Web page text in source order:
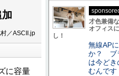
／ASCII.jp
に容量
才色兼備
オフィス
し！
無線AP
か？ ブ
は今どき
むんです